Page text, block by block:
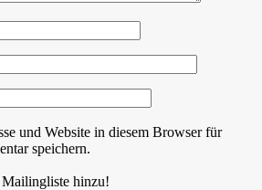
und Website in diesem Browser für
speichern.
hinzu!